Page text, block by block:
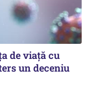
de viaţă cu
un deceniu